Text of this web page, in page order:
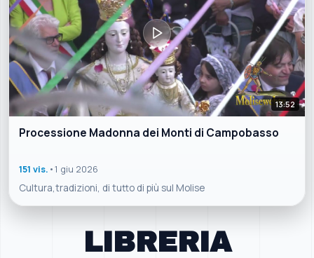
13:52
Processione Madonna dei Monti di Campobasso
151 vis. •1 giu 2026
Cultura,tradizioni, di tutto di più sul Molise
LIBRERIA